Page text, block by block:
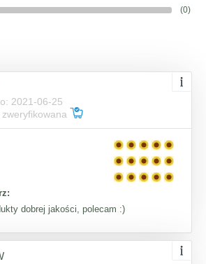
(0)
2021-06-25
zweryfikowana
dobrej jakości, polecam :)